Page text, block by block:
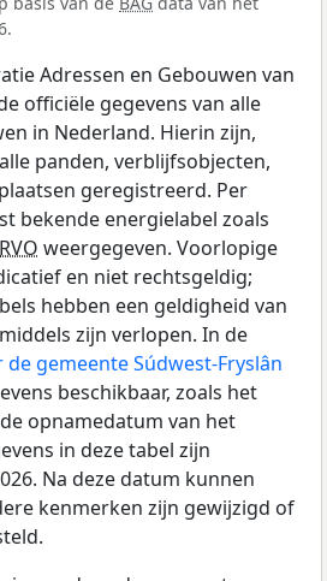
Adressen en Gebouwen van
officiële gegevens van alle
in Nederland. Hierin zijn,
panden, verblijfsobjecten,
geregistreerd. Per
bekende energielabel zoals
RVO weergegeven. Voorlopige
en niet rechtsgeldig;
hebben een geldigheid van
zijn verlopen. In de
gemeente Súdwest-Fryslân
beschikbaar, zoals het
opnamedatum van het
in deze tabel zijn
Na deze datum kunnen
kenmerken zijn gewijzigd of